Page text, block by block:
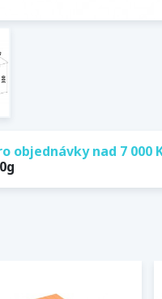
objednávky nad 7 000